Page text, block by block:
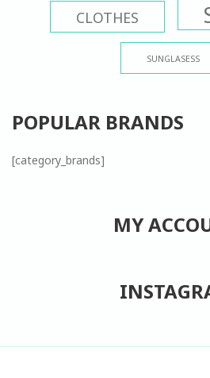
CLOTHES
SUNGLASESS
POPULAR BRANDS
[category_brands]
MY